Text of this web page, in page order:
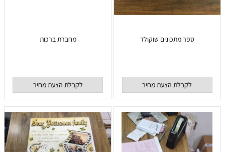
ספר מתכונים שוקולד
לקבלת הצעת מחיר
מחברת ברכות
לקבלת הצעת מחיר